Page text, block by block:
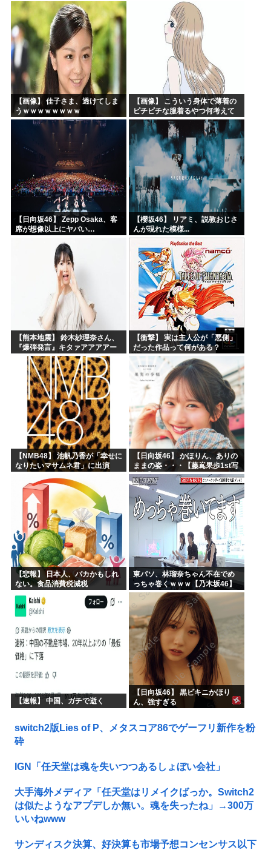
の収穫始まる。「米農家が生活
【画像】 佳子さま、透けてしま
うｗｗｗｗｗｗｗｗ
【画像】 こういう身体で薄着の
ピチピチな服着るやつ何考えて
るんだよ
【日向坂46】 Zepp Osaka、客
席が想像以上にヤバい…
【櫻坂46】 リアミ、説教おじさ
んが現れた模様...
【熊本地震】 鈴木紗理奈さん、
『爆弾発言』キタァアアアアー
ーーーーー！！
【衝撃】 実は主人公が「悪側」
だった作品って何がある？
【NMB48】 池帆乃香が「幸せに
なりたいマサムネ君」に出演
【日向坂46】 かほりん、ありの
ままの姿・・・【藤嶌果歩1st写
真集】
【悲報】 日本人、バカかもしれ
ない。食品消費税減税
賛成してしまう
東パソ、林瑠奈ちゃん不在でめ
っちゃ巻くｗｗｗ【乃木坂46】
【速報】 中国、ガチで逝く
【日向坂46】 黒ビキニかほり
ん、強すぎる
switch2版Lies of P、メタスコア86でゲーフリ新作を粉
砕
IGN「任天堂は魂を失いつつあるしょぼい会社」
大手海外メディア「任天堂はリメイクばっか。Switch2
は似たようなアプデしか無い。魂を失ったね」→300万
いいねwww
サンディスク決算、好決算も市場予想コンセンサス以下